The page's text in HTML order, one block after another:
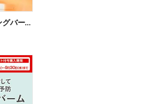
【新発売】DUOザクレンジングバームビタミン18